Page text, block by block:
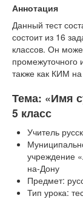
Аннотация
Данный тест
состоит из 16
классов. Он
также как КИМ
Тема: «Имя
5 класс
Учитель
учреждение
на-Дону
Предмет:
Тип урока: